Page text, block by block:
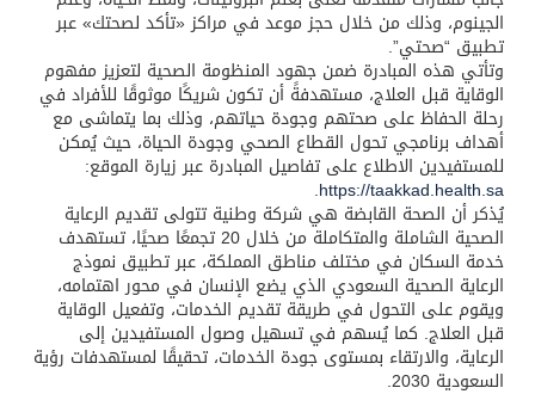
الجينوم، وذلك من خلال حجز موعد في مراكز «تأكد لصحتك» عبر
تطبيق “صحتي”.
وتأتي هذه المبادرة ضمن جهود المنظومة الصحية لتعزيز مفهوم
الوقاية قبل العلاج، مستهدفةً أن تكون شريكًا موثوقًا للأفراد في
رحلة الحفاظ على صحتهم وجودة حياتهم، وذلك بما يتماشى مع
أهداف برنامجي تحول القطاع الصحي وجودة الحياة، حيث يُمكن
للمستفيدين الاطلاع على تفاصيل المبادرة عبر زيارة الموقع:
https://taakkad.health.sa
.
يُذكر أن الصحة القابضة هي شركة وطنية تتولى تقديم الرعاية
الصحية الشاملة والمتكاملة من خلال 20 تجمعًا صحيًا، تستهدف
خدمة السكان في مختلف مناطق المملكة، عبر تطبيق نموذج
الرعاية الصحية السعودي الذي يضع الإنسان في محور اهتمامه،
ويقوم على التحول في طريقة تقديم الخدمات، وتفعيل الوقاية
قبل العلاج. كما يُسهم في تسهيل وصول المستفيدين إلى
الرعاية، والارتقاء بمستوى جودة الخدمات، تحقيقًا لمستهدفات رؤية
السعودية 2030.